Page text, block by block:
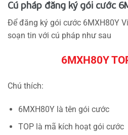
Cú pháp đăng ký gói cước
Để đăng ký gói cước 6MXH80Y
soạn tin với cú pháp như sau
6MXH80Y
Chú thích:
6MXH80Y là tên gói cước
TOP là mã kích hoạt gói cước